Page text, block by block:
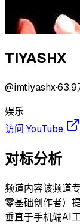
TIYASHX
@imtiyashx·63.9
娱乐
访问 YouTube
对标分析
频道内容该频道
零基础创作者）
垂直于手机端AI